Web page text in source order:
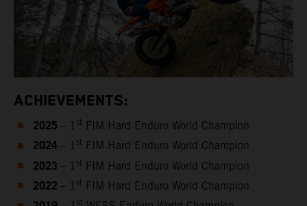
ACHIEVEMENTS:
2025 – 1 st FIM Hard Enduro World Champion
2024 – 1 st FIM Hard Enduro World Champion
2023 – 1 st FIM Hard Enduro World Champion
2022 – 1 st FIM Hard Enduro World Champion
st